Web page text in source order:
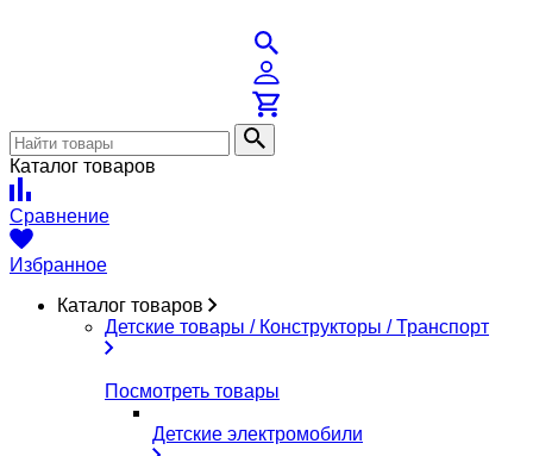
Каталог товаров
Сравнение
Избранное
Каталог товаров
Детские товары / Конструкторы / Транспорт
Посмотреть товары
Детские электромобили